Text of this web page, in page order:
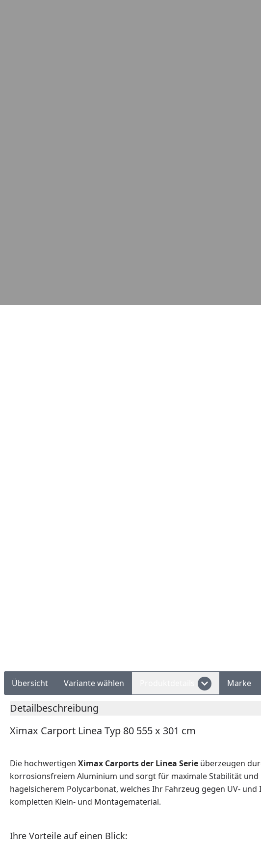
Übersicht Variante wählen Marke
Detailbeschreibung
Ximax Carport Linea Typ 80 555 x 301 cm
Die hochwertigen Ximax Carports der Linea Serie überzeugen
korrosionsfreiem Aluminium und sorgt für maximale Stabilität
hagelsicherem Polycarbonat, welches Ihr Fahrzeug gegen UV-
kompletten Klein- und Montagematerial.
Ihre Vorteile auf einen Blick: